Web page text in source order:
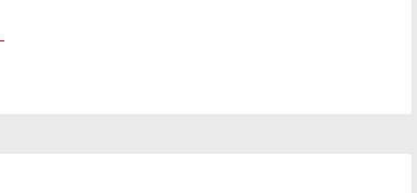
LA SUITE